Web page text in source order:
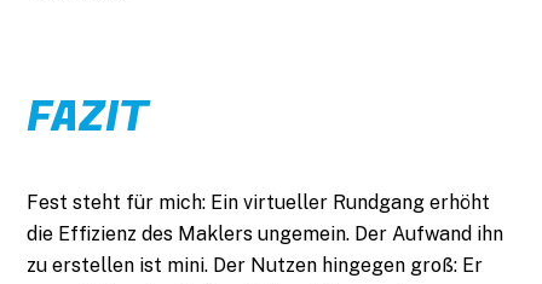
FAZIT
Fest steht für mich: Ein virtueller Rundgang erhöht
die Effizienz des Maklers ungemein. Der Aufwand ihn
zu erstellen ist mini. Der Nutzen hingegen groß: Er